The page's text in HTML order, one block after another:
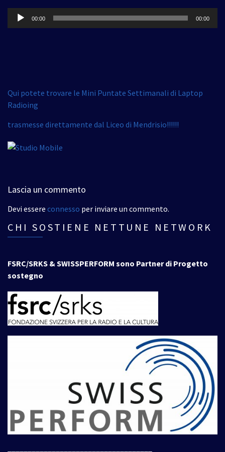
Audio
00:00 00:00
Qui potete trovare le Mini Puntate Settimanali di Laptop
Radioing
trasmesse direttamente dal Liceo di Mendrisio!!!!!!
Lascia un commento
Devi essere connesso per inviare un commento.
CHI SOSTIENE NETTUNE NETWORK
FSRC/SRKS & SWISSPERFORM sono Partner di Progetto
sostegno